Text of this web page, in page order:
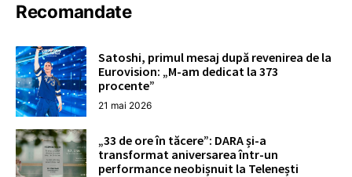
Recomandate
Satoshi, primul mesaj după revenirea de la
Eurovision: „M-am dedicat la 373
procente”
21 mai 2026
„33 de ore în tăcere”: DARA și-a
transformat aniversarea într-un
performance neobișnuit la Telenești